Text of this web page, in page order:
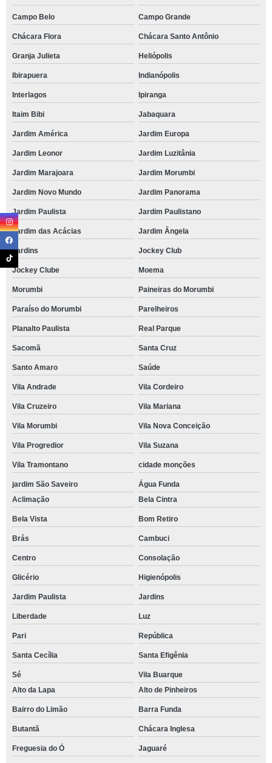
Campo Belo Campo Grande
Chácara Flora Chácara Santo Antônio
Granja Julieta Heliópolis
Ibirapuera Indianópolis
Interlagos Ipiranga
Itaim Bibi Jabaquara
Jardim América Jardim Europa
Jardim Leonor Jardim Luzitânia
Jardim Marajoara Jardim Morumbi
Jardim Novo Mundo Jardim Panorama
Jardim Paulista Jardim Paulistano
Jardim das Acácias Jardim Ângela
Jardins Jockey Club
Jockey Clube Moema
Morumbi Paineiras do Morumbi
Paraíso do Morumbi Parelheiros
Planalto Paulista Real Parque
Sacomã Santa Cruz
Santo Amaro Saúde
Vila Andrade Vila Cordeiro
Vila Cruzeiro Vila Mariana
Vila Morumbi Vila Nova Conceição
Vila Progredior Vila Suzana
Vila Tramontano cidade monções
jardim São Saveiro
Água Funda
Aclimação
Bela Cintra
Bela Vista Bom Retiro
Brás Cambuci
Centro Consolação
Glicério Higienópolis
Jardim Paulista Jardins
Liberdade Luz
Pari República
Santa Cecília Santa Efigênia
Sé
Vila Buarque
Alto da Lapa
Alto de Pinheiros
Bairro do Limão Barra Funda
Butantã Chácara Inglesa
Freguesia do Ó Jaguaré